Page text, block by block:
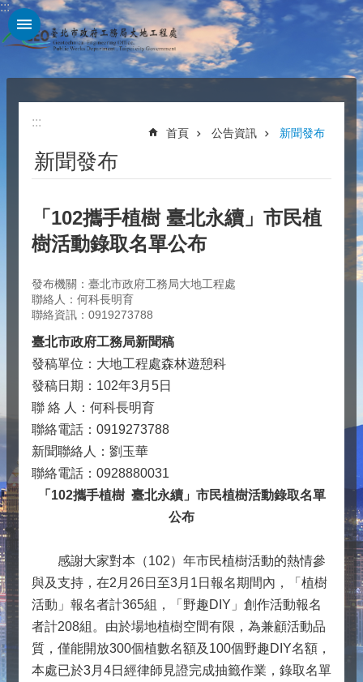
跳到主要內容區塊
:::
:::
首頁 公告資訊 新聞發布
新聞發布
「102攜手植樹 臺北永續」市民植
樹活動錄取名單公布
發布機關：臺北市政府工務局大地工程處
聯絡人：何科長明育
聯絡資訊：0919273788
臺北市政府工務局新聞稿
發稿單位：大地工程處森林遊憩科
發稿日期：102年3月5日
聯 絡 人：何科長明育
聯絡電話：0919273788
新聞聯絡人：劉玉華
聯絡電話：0928880031
「102攜手植樹 臺北永續」市民植樹活動錄取名單
公布
感謝大家對本（102）年市民植樹活動的熱情參
與及支持，在2月26日至3月1日報名期間內，「植樹
活動」報名者計365組，「野趣DIY」創作活動報名
者計208組。由於場地植樹空間有限，為兼顧活動品
質，僅能開放300個植數名額及100個野趣DIY名額，
本處已於3月4日經律師見證完成抽籤作業，錄取名單